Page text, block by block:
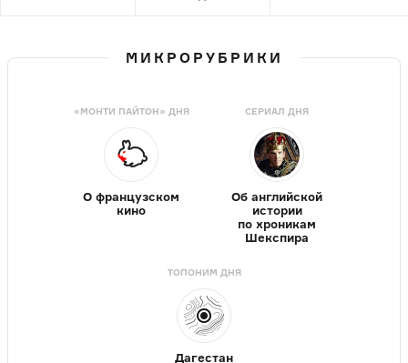
МИКРОРУБРИКИ
«МОНТИ ПАЙТОН» ДНЯ
О французском
кино
СЕРИАЛ ДНЯ
Об английской
истории
по хроникам
Шекспира
ТОПОНИМ ДНЯ
Дагестан